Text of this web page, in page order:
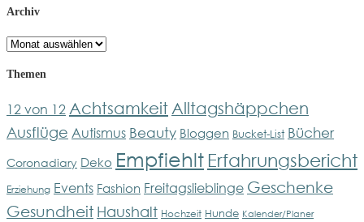
Archiv
Archiv
Themen
12 von 12 Achtsamkeit Alltagshäppchen
Ausflüge Autismus Beauty Bloggen Bucket-List Bücher
Coronadiary Deko Empfiehlt Erfahrungsbericht
Erziehung Events Fashion Freitagslieblinge Geschenke
Gesundheit Haushalt Hochzeit Hunde Kalender/Planer